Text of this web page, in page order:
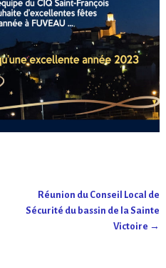
Réunion du Conseil Local de
Sécurité du bassin de la Sainte
Victoire →